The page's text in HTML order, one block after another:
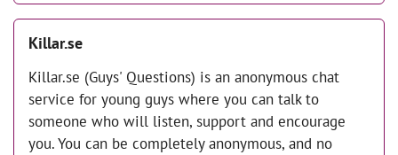
Killar.se
Killar.se (Guys' Questions) is an anonymous chat
service for young guys where you can talk to
someone who will listen, support and encourage
you. You can be completely anonymous, and no